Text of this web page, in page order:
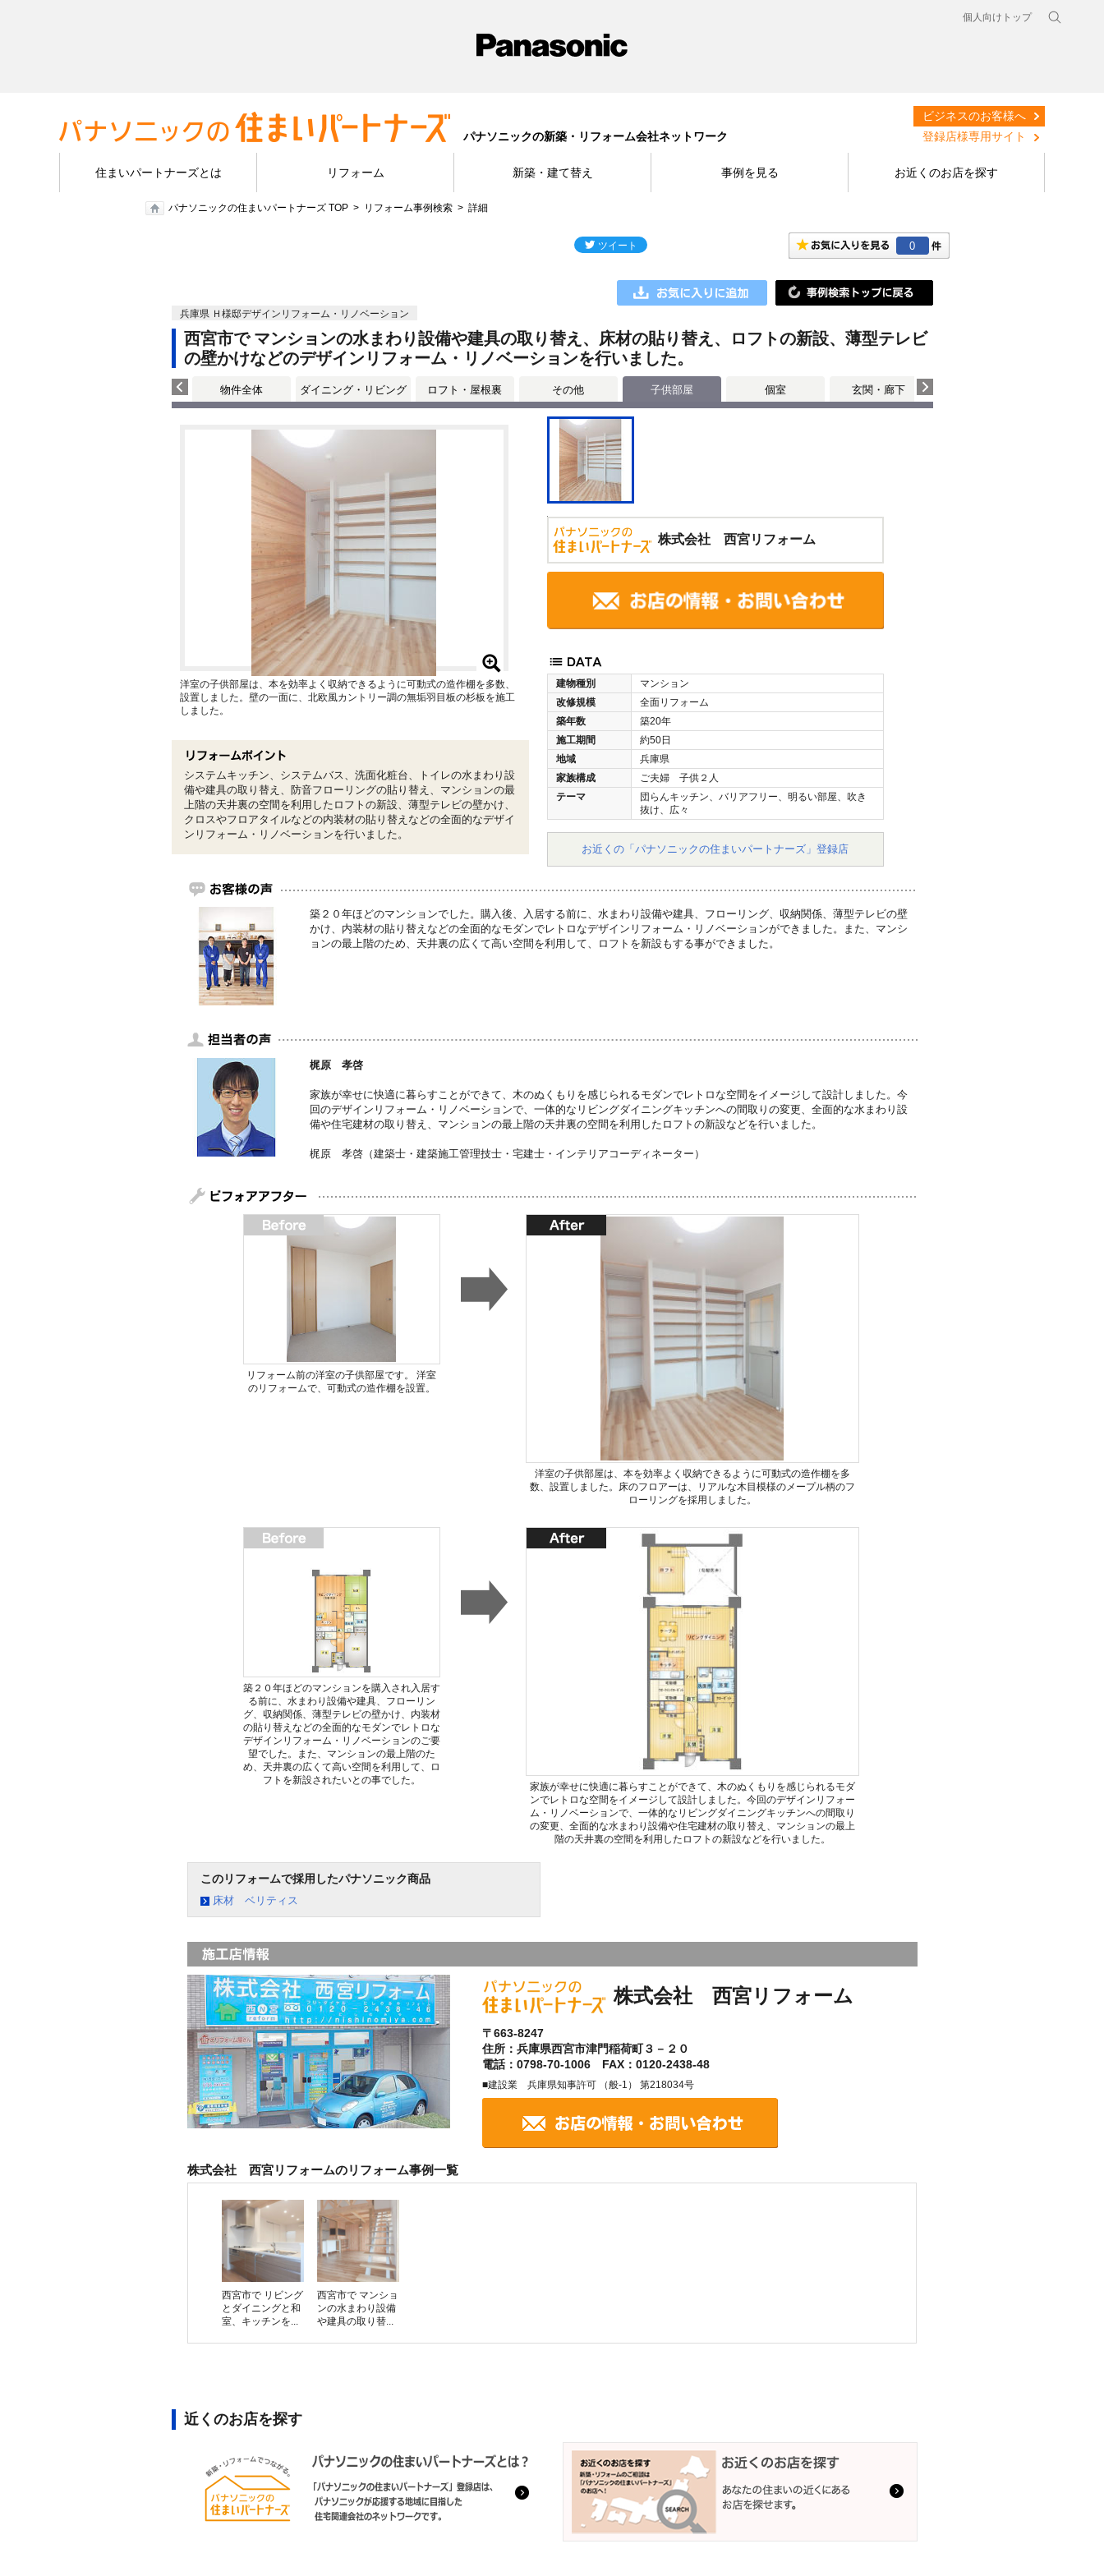
個人向けトップ
パナソニックの新築・リフォーム会社ネットワーク
ビジネスのお客様へ
登録店様専用サイト
住まいパートナーズとは リフォーム 新築・建て替え 事例を見る お近くのお店を探す
パナソニックの住まいパートナーズ TOP リフォーム事例検索 詳細
0
兵庫県 Ｈ様邸デザインリフォーム・リノベーション
西宮市で マンションの水まわり設備や建具の取り替え、床材の貼り替え、ロフトの新設、薄型テレビ
の壁かけなどのデザインリフォーム・リノベーションを行いました。
物件全体 ダイニング・リビング ロフト・屋根裏 その他 子供部屋 個室 玄関・廊下
株式会社 西宮リフォーム
建物種別
マンション
改修規模
全面リフォーム
築年数
築20年
施工期間
約50日
地域
兵庫県
家族構成
ご夫婦 子供２人
テーマ
団らんキッチン、バリアフリー、明るい部屋、吹き
抜け、広々
お近くの「パナソニックの住まいパートナーズ」登録店
洋室の子供部屋は、本を効率よく収納できるように可動式の造作棚を多数、
設置しました。壁の一面に、北欧風カントリー調の無垢羽目板の杉板を施工
しました。
システムキッチン、システムバス、洗面化粧台、トイレの水まわり設
備や建具の取り替え、防音フローリングの貼り替え、マンションの最
上階の天井裏の空間を利用したロフトの新設、薄型テレビの壁かけ、
クロスやフロアタイルなどの内装材の貼り替えなどの全面的なデザイ
ンリフォーム・リノベーションを行いました。
築２０年ほどのマンションでした。購入後、入居する前に、水まわり設備や建具、フローリング、収納関係、薄型テレビの壁
かけ、内装材の貼り替えなどの全面的なモダンでレトロなデザインリフォーム・リノベーションができました。また、マンシ
ョンの最上階のため、天井裏の広くて高い空間を利用して、ロフトを新設もする事ができました。
梶原 孝啓
家族が幸せに快適に暮らすことができて、木のぬくもりを感じられるモダンでレトロな空間をイメージして設計しました。今
回のデザインリフォーム・リノベーションで、一体的なリビングダイニングキッチンへの間取りの変更、全面的な水まわり設
備や住宅建材の取り替え、マンションの最上階の天井裏の空間を利用したロフトの新設などを行いました。
梶原 孝啓（建築士・建築施工管理技士・宅建士・インテリアコーディネーター）
リフォーム前の洋室の子供部屋です。 洋室
のリフォームで、可動式の造作棚を設置。
洋室の子供部屋は、本を効率よく収納できるように可動式の造作棚を多
数、設置しました。床のフロアーは、リアルな木目模様のメープル柄のフ
ローリングを採用しました。
築２０年ほどのマンションを購入され入居す
る前に、水まわり設備や建具、フローリン
グ、収納関係、薄型テレビの壁かけ、内装材
の貼り替えなどの全面的なモダンでレトロな
デザインリフォーム・リノベーションのご要
望でした。また、マンションの最上階のた
め、天井裏の広くて高い空間を利用して、ロ
フトを新設されたいとの事でした。
家族が幸せに快適に暮らすことができて、木のぬくもりを感じられるモダ
ンでレトロな空間をイメージして設計しました。今回のデザインリフォー
ム・リノベーションで、一体的なリビングダイニングキッチンへの間取り
の変更、全面的な水まわり設備や住宅建材の取り替え、マンションの最上
階の天井裏の空間を利用したロフトの新設などを行いました。
このリフォームで採用したパナソニック商品
床材 ベリティス
株式会社 西宮リフォーム
〒663-8247
住所：兵庫県西宮市津門稲荷町３－２０
電話：0798-70-1006 FAX：0120-2438-48
■建設業 兵庫県知事許可 （般-1） 第218034号
株式会社 西宮リフォームのリフォーム事例一覧
西宮市で リビング
とダイニングと和
室、キッチンを...
西宮市で マンショ
ンの水まわり設備
や建具の取り替...
近くのお店を探す